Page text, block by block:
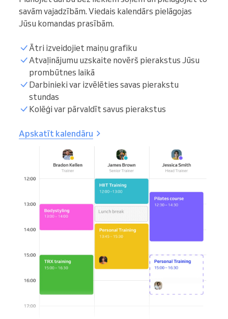
savām vajadzībām. Viedais kalendārs pielāgojas
Jūsu komandas prasībām.
Ātri izveidojiet maiņu grafiku
Atvaļinājumu uzskaite novērš pierakstus Jūsu
prombūtnes laikā
Darbinieki var izvēlēties savas pierakstu
stundas
Kolēģi var pārvaldīt savus pierakstus
Apskatīt kalendāru